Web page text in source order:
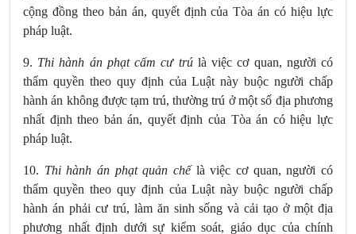
cộng đồng theo bản án, quyết định của Tòa án có hiệu lực
pháp luật.
9. Thi hành án phạt cấm cư trúlà việc cơ quan, người có
thẩm quyền theo quy định của Luật này buộc người chấp
hành án không được tạm trú, thường trú ở một số địa phương
nhất định theo bản án, quyết định của Tòa án có hiệu lực
pháp luật.
10. Thi hành án phạt quản chếlà việc cơ quan, người có
thẩm quyền theo quy định của Luật này buộc người chấp
hành án phải cư trú, làm ăn sinh sống và cải tạo ở một địa
phương nhất định dưới sự kiểm soát, giáo dục của chính